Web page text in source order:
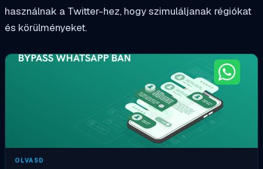
használnak a Twitter-hez, hogy szimuláljanak régiókat
és körülményeket.
OLVASD